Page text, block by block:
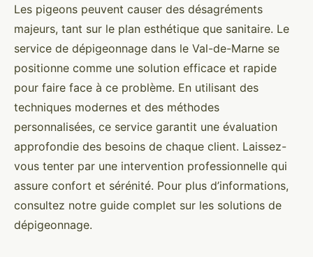
Service de dépigeonnage val-de-
marne: efficacité garantie
Ismaël•3 octobre 2024•3 min de lecture
Les pigeons peuvent causer des désagréments
majeurs, tant sur le plan esthétique que sanitaire. Le
service de dépigeonnage dans le Val-de-Marne se
positionne comme une solution efficace et rapide
pour faire face à ce problème. En utilisant des
techniques modernes et des méthodes
personnalisées, ce service garantit une évaluation
approfondie des besoins de chaque client. Laissez-
vous tenter par une intervention professionnelle qui
assure confort et sérénité. Pour plus d’informations,
consultez notre guide complet sur les solutions de
dépigeonnage.